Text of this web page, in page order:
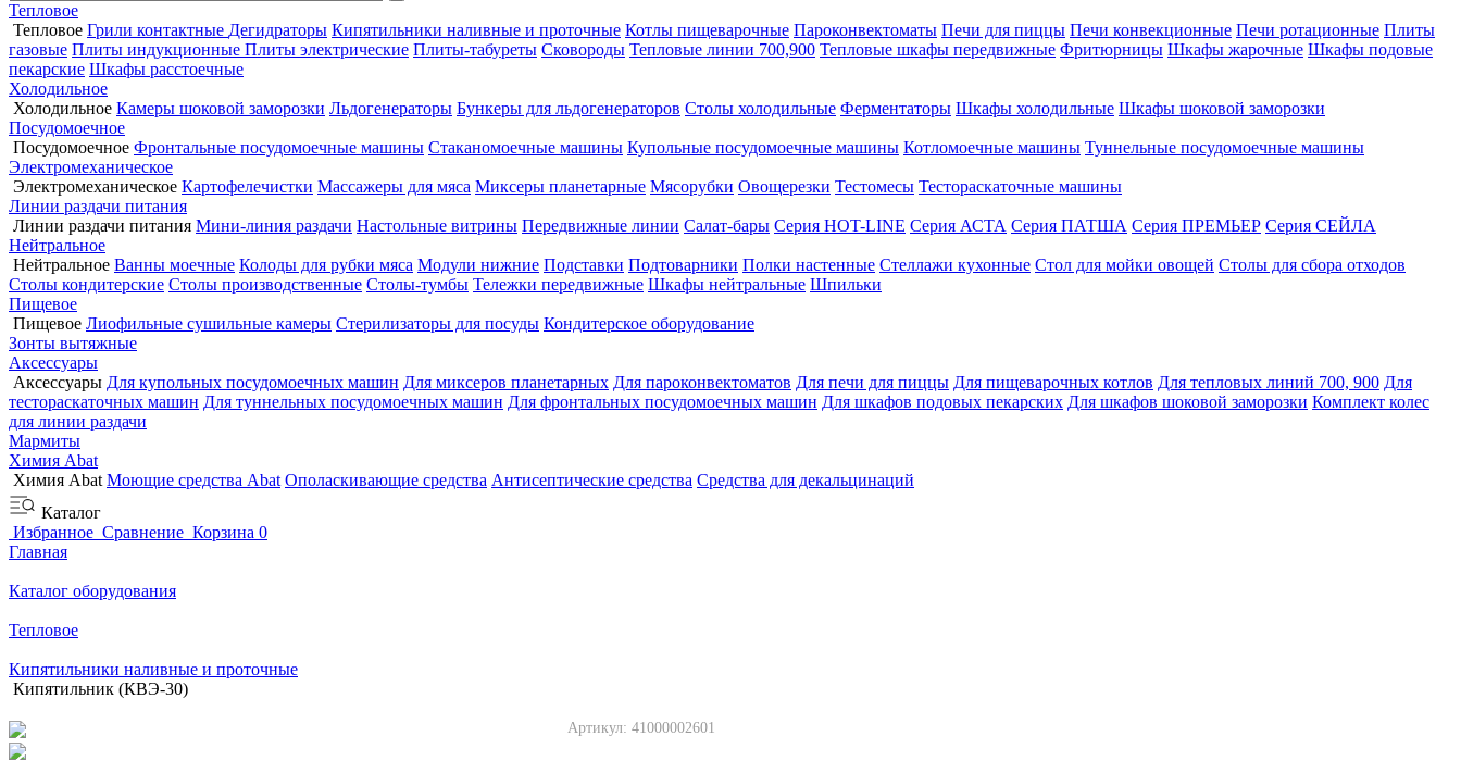
Тепловое
Тепловое Грили контактные Дегидраторы Кипятильники наливные и проточные Котлы пищеварочные Пароконвектоматы Печи для пиццы Печи конвекционные Печи ротационные Плиты
газовые Плиты индукционные Плиты электрические Плиты-табуреты Сковороды Тепловые линии 700,900 Тепловые шкафы передвижные Фритюрницы Шкафы жарочные Шкафы подовые
пекарские Шкафы расстоечные
Холодильное
Холодильное Камеры шоковой заморозки Льдогенераторы Бункеры для льдогенераторов Столы холодильные Ферментаторы Шкафы холодильные Шкафы шоковой заморозки
Посудомоечное
Посудомоечное Фронтальные посудомоечные машины Стаканомоечные машины Купольные посудомоечные машины Котломоечные машины Туннельные посудомоечные машины
Электромеханическое
Электромеханическое Картофелечистки Массажеры для мяса Миксеры планетарные Мясорубки Овощерезки Тестомесы Тестораскаточные машины
Линии раздачи питания
Линии раздачи питания Мини-линия раздачи Настольные витрины Передвижные линии Салат-бары Серия HOT-LINE Серия АСТА Серия ПАТША Серия ПРЕМЬЕР Серия СЕЙЛА
Нейтральное
Нейтральное Ванны моечные Колоды для рубки мяса Модули нижние Подставки Подтоварники Полки настенные Стеллажи кухонные Стол для мойки овощей Столы для сбора отходов
Столы кондитерские Столы производственные Столы-тумбы Тележки передвижные Шкафы нейтральные Шпильки
Пищевое
Пищевое Лиофильные сушильные камеры Стерилизаторы для посуды Кондитерское оборудование
Зонты вытяжные
Аксессуары
Аксессуары Для купольных посудомоечных машин Для миксеров планетарных Для пароконвектоматов Для печи для пиццы Для пищеварочных котлов Для тепловых линий 700, 900 Для
тестораскаточных машин Для туннельных посудомоечных машин Для фронтальных посудомоечных машин Для шкафов подовых пекарских Для шкафов шоковой заморозки Комплект колес
для линии раздачи
Мармиты
Химия Abat
Химия Abat Моющие средства Abat Ополаскивающие средства Антисептические средства Средства для декальцинаций
Каталог
Избранное Сравнение Корзина 0
Главная
Каталог оборудования
Тепловое
Кипятильники наливные и проточные
Кипятильник (КВЭ-30)
Артикул: 41000002601